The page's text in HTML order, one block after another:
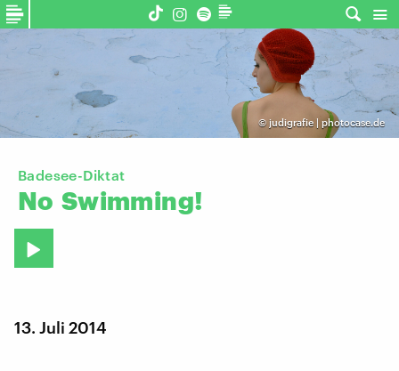
© judigrafie | photocase.de
Badesee-Diktat
No Swimming!
13. Juli 2014